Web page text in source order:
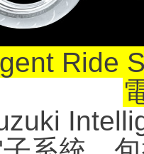
Ride